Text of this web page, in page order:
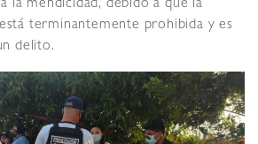
la mendicidad, debido a que la
terminantemente prohibida y es
delito.